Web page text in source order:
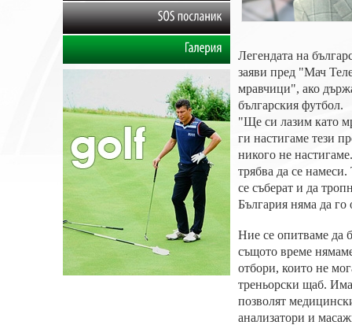
Легендата на
заяви пред "Мач
мравчици", ако
българския футбол.
"Ще си лазим като
ги настигаме тези
никого не
трябва да се
се съберат и да
България няма да го
Ние се опитваме да
същото време
отбори, които не
треньорски щаб.
позволят
анализатори и